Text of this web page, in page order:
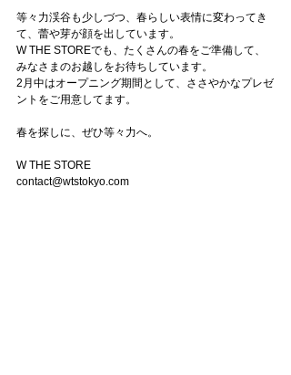
等々力渓谷も少しづつ、春らしい表情に変わってき
て、蕾や芽が顔を出しています。
W THE STOREでも、たくさんの春をご準備して、
みなさまのお越しをお待ちしています。
2月中はオープニング期間として、ささやかなプレゼ
ントをご用意してます。
春を探しに、ぜひ等々力へ。
W THE STORE
contact@wtstokyo.com